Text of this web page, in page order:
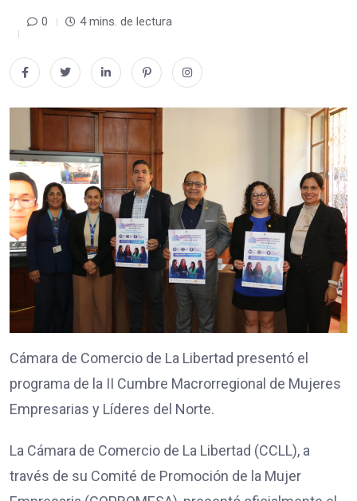
0 4 mins. de lectura
Cámara de Comercio de La Libertad presentó el
programa de la II Cumbre Macrorregional de Mujeres
Empresarias y Líderes del Norte.
La Cámara de Comercio de La Libertad (CCLL), a
través de su Comité de Promoción de la Mujer